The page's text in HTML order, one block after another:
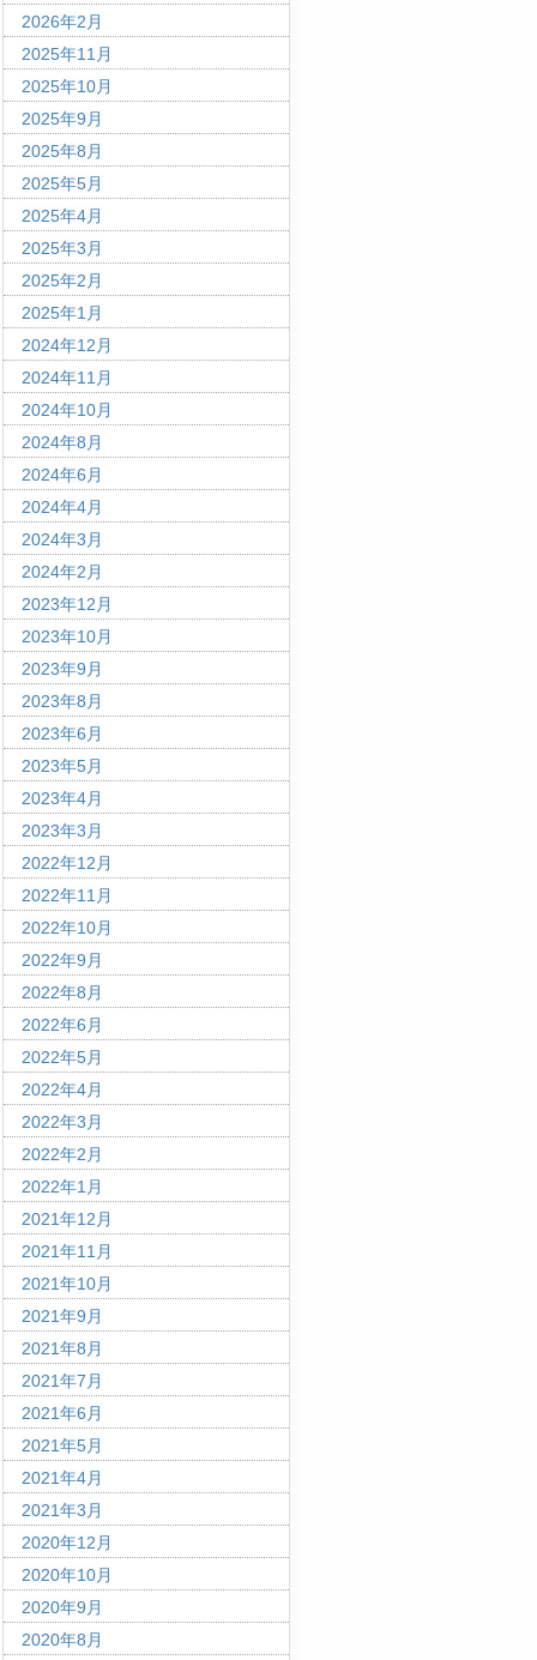
2026年2月
2025年11月
2025年10月
2025年9月
2025年8月
2025年5月
2025年4月
2025年3月
2025年2月
2025年1月
2024年12月
2024年11月
2024年10月
2024年8月
2024年6月
2024年4月
2024年3月
2024年2月
2023年12月
2023年10月
2023年9月
2023年8月
2023年6月
2023年5月
2023年4月
2023年3月
2022年12月
2022年11月
2022年10月
2022年9月
2022年8月
2022年6月
2022年5月
2022年4月
2022年3月
2022年2月
2022年1月
2021年12月
2021年11月
2021年10月
2021年9月
2021年8月
2021年7月
2021年6月
2021年5月
2021年4月
2021年3月
2020年12月
2020年10月
2020年9月
2020年8月